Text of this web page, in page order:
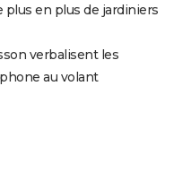
plus en plus de jardiniers
verbalisent les
au volant